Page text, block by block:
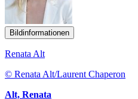
Bildinformationen
Renata Alt
© Renata Alt/Laurent Chaperon
Alt, Renata